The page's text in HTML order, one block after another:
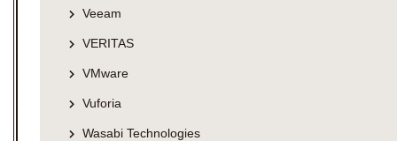
Veeam
VERITAS
VMware
Vuforia
Wasabi Technologies